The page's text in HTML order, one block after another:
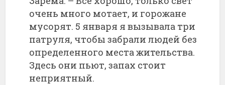
очень много мотает, и горожане
мусорят. 5 января я вызывала три
патруля, чтобы забрали людей без
определенного места жительства.
Здесь они пьют, запах стоит
неприятный.